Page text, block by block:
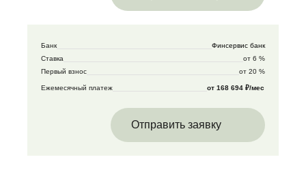
Банк
Финсервис банк
Ставка
от 6 %
Первый взнос
от 20 %
Ежемесячный платеж от 168 694 ₽/мес
Отправить заявку